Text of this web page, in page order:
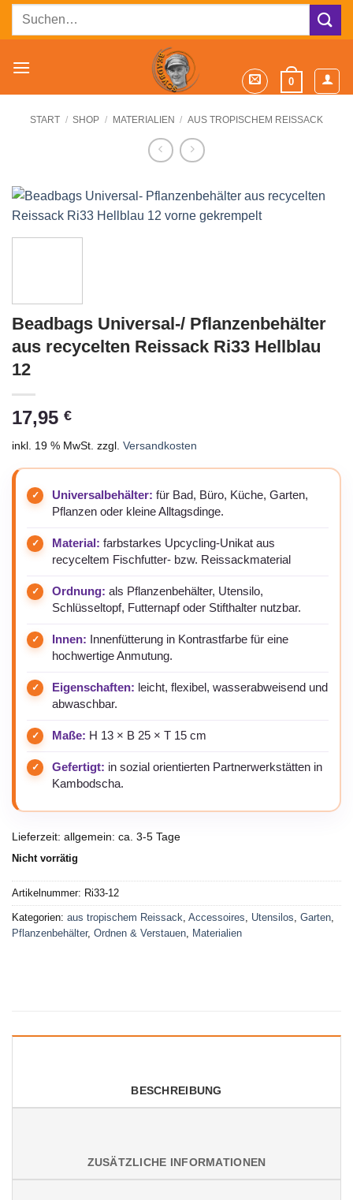
ZumSuchen
0
START / SHOP / MATERIALIEN / AUS TROPISCHEM REISSACK
Beadbags Universal-/ Pflanzenbehälter
aus recycelten Reissack Ri33 Hellblau
12
17,95 €
inkl. 19 % MwSt. zzgl. Versandkosten
Universalbehälter: für Bad, Büro, Küche, Garten,
Pflanzen oder kleine Alltagsdinge.
Material: farbstarkes Upcycling-Unikat aus
recyceltem Fischfutter- bzw. Reissackmaterial
Ordnung: als Pflanzenbehälter, Utensilo,
Schlüsseltopf, Futternapf oder Stifthalter nutzbar.
Innen: Innenfütterung in Kontrastfarbe für eine
hochwertige Anmutung.
Eigenschaften: leicht, flexibel, wasserabweisend und
abwaschbar.
Maße: H 13 × B 25 × T 15 cm
Gefertigt: in sozial orientierten Partnerwerkstätten in
Kambodscha.
Lieferzeit: allgemein: ca. 3-5 Tage
Nicht vorrätig
Artikelnummer: Ri33-12
Kategorien: aus tropischem Reissack, Accessoires, Utensilos, Garten,
Pflanzenbehälter, Ordnen & Verstauen, Materialien
BESCHREIBUNG
ZUSÄTZLICHE INFORMATIONEN